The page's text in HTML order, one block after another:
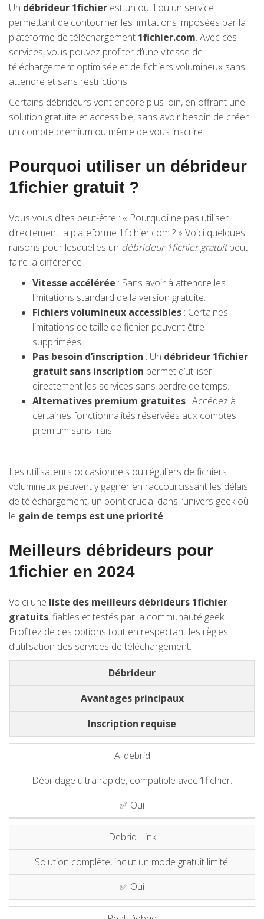
Un débrideur 1fichier est un outil ou un service
permettant de contourner les limitations imposées par la
plateforme de téléchargement 1fichier.com. Avec ces
services, vous pouvez profiter d’une vitesse de
téléchargement optimisée et de fichiers volumineux sans
attendre et sans restrictions.
Certains débrideurs vont encore plus loin, en offrant une
solution gratuite et accessible, sans avoir besoin de créer
un compte premium ou même de vous inscrire.
Pourquoi utiliser un débrideur
1fichier gratuit ?
Vous vous dites peut-être : « Pourquoi ne pas utiliser
directement la plateforme 1fichier.com ? » Voici quelques
raisons pour lesquelles un débrideur 1fichier gratuitpeut
faire la différence :
Vitesse accélérée : Sans avoir à attendre les
limitations standard de la version gratuite.
Fichiers volumineux accessibles : Certaines
limitations de taille de fichier peuvent être
supprimées.
Pas besoin d’inscription : Un débrideur 1fichier
gratuit sans inscription permet d’utiliser
directement les services sans perdre de temps.
Alternatives premium gratuites : Accédez à
certaines fonctionnalités réservées aux comptes
premium sans frais.
Les utilisateurs occasionnels ou réguliers de fichiers
volumineux peuvent y gagner en raccourcissant les délais
de téléchargement, un point crucial dans l’univers geek où
le gain de temps est une priorité.
Meilleurs débrideurs pour
1fichier en 2024
Voici une liste des meilleurs débrideurs 1fichier
gratuits, fiables et testés par la communauté geek.
Profitez de ces options tout en respectant les règles
d’utilisation des services de téléchargement.
Débrideur
Avantages principaux
Inscription requise
Alldebrid
Débridage ultra rapide, compatible avec 1fichier.
✅ Oui
Debrid-Link
Solution complète, inclut un mode gratuit limité.
✅ Oui